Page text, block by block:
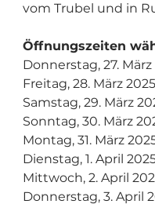
vom Trubel und in
Öffnungszeiten
Donnerstag, 27.
Freitag, 28. März
Samstag, 29. März
Sonntag, 30. März
Montag, 31. März
Dienstag, 1. April
Mittwoch, 2. April
Donnerstag, 3. April